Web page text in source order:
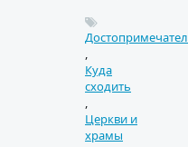
,
Куда
сходить
,
Церкви и
храмы